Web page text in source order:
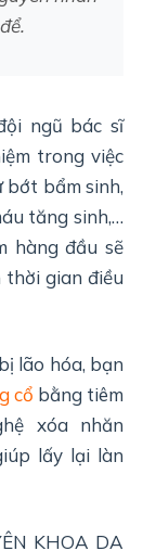
ngũ bác sĩ
trong việc
bẩm sinh,
tăng sinh,…
hàng đầu sẽ
gian điều
lão hóa, bạn
cổ bằng tiêm
xóa nhăn
lấy lại làn
KHOA DA